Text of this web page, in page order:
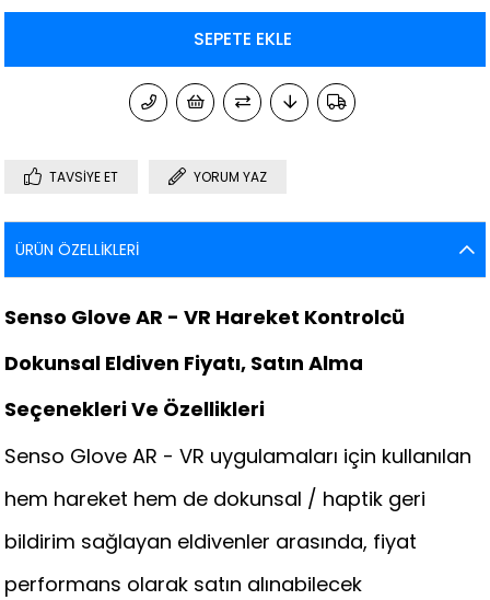
TAVSIYE ET YORUM YAZ
ÜRÜN ÖZELLIKLERI
Senso Glove AR - VR Hareket Kontrolcü
Dokunsal Eldiven Fiyatı, Satın Alma
Seçenekleri Ve Özellikleri
Senso Glove AR - VR uygulamaları için kullanılan
hem hareket hem de dokunsal / haptik geri
bildirim sağlayan eldivenler arasında, fiyat
performans olarak satın alınabilecek